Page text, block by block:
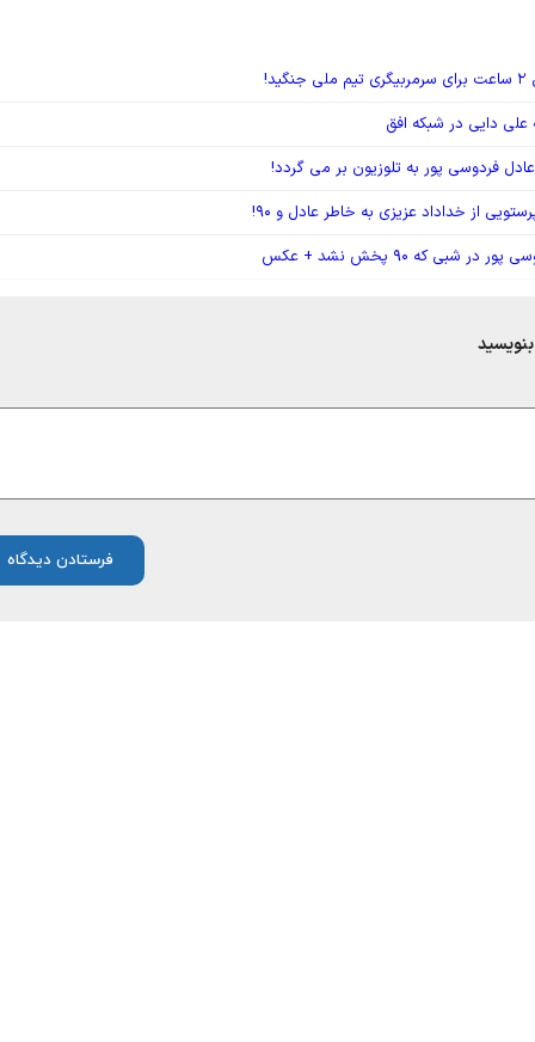
علی دایی در شبکه افق
فردوسی پور به تلوزیون بر می گردد!
از خداداد عزیزی به خاطر عادل و ۹۰!
شبی که ۹۰ پخش نشد + عکس